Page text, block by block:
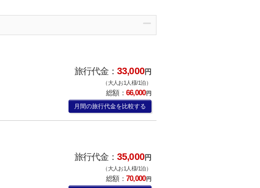
旅行代金：33,000円
（大人お1人様/1泊）
総額： 66,000円
月間の旅行代金を比較する
旅行代金：35,000円
（大人お1人様/1泊）
総額： 70,000円